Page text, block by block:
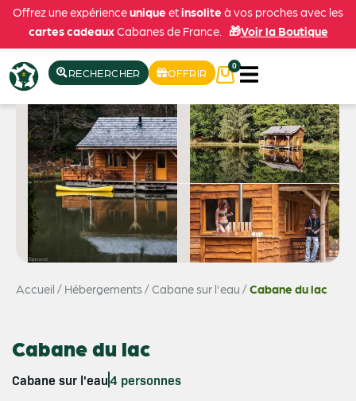
Offrez une expérienceunique etinsolite à vos proches avec les
cartes cadeauxCabanes de France. 🎁Voir la Boutique
RECHERCHER OFFRIR
0
Accueil / Hébergements/Cabane sur l'eau /Cabane du lac
Cabane du lac
Cabane sur l'eau4 personnes